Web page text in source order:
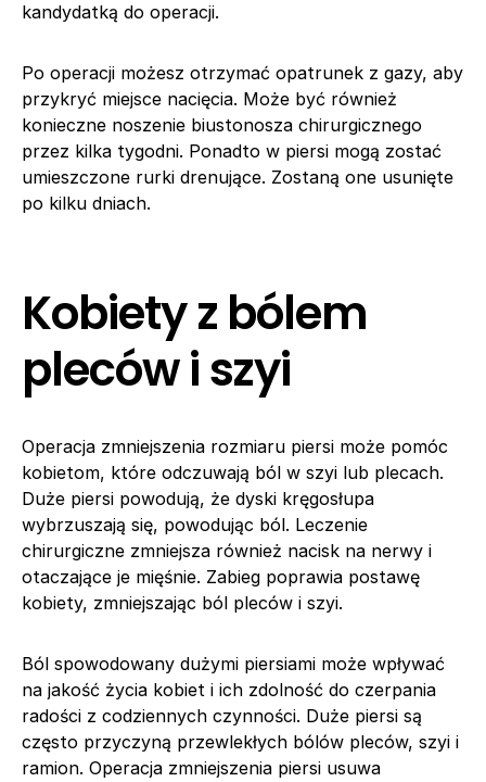
kandydatką do operacji.
Po operacji możesz otrzymać opatrunek z gazy, aby
przykryć miejsce nacięcia. Może być również
konieczne noszenie biustonosza chirurgicznego
przez kilka tygodni. Ponadto w piersi mogą zostać
umieszczone rurki drenujące. Zostaną one usunięte
po kilku dniach.
Kobiety z bólem
pleców i szyi
Operacja zmniejszenia rozmiaru piersi może pomóc
kobietom, które odczuwają ból w szyi lub plecach.
Duże piersi powodują, że dyski kręgosłupa
wybrzuszają się, powodując ból. Leczenie
chirurgiczne zmniejsza również nacisk na nerwy i
otaczające je mięśnie. Zabieg poprawia postawę
kobiety, zmniejszając ból pleców i szyi.
Ból spowodowany dużymi piersiami może wpływać
na jakość życia kobiet i ich zdolność do czerpania
radości z codziennych czynności. Duże piersi są
często przyczyną przewlekłych bólów pleców, szyi i
ramion. Operacja zmniejszenia piersi usuwa